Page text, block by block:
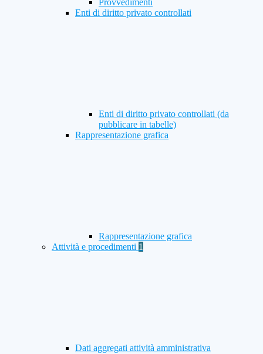
Provvedimenti
Enti di diritto privato controllati
Enti di diritto privato controllati (da
pubblicare in tabelle)
Rappresentazione grafica
Rappresentazione grafica
Attività e procedimenti 1
Dati aggregati attività amministrativa